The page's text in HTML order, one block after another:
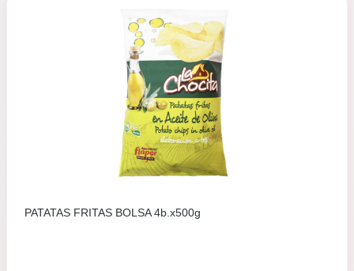
PATATAS FRITAS BOLSA 4b.x500g